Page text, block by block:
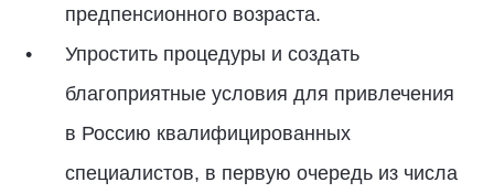
предпенсионного возраста.
Упростить процедуры и создать
благоприятные условия для привлечения
в Россию квалифицированных
специалистов, в первую очередь из числа